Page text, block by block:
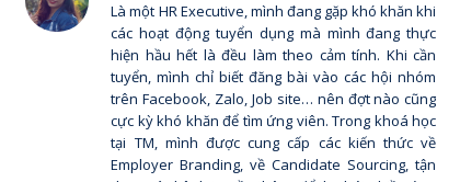
Là một HR Executive, mình đang gặp khó khăn khi
các hoạt động tuyển dụng mà mình đang thực
hiện hầu hết là đều làm theo cảm tính. Khi cần
tuyển, mình chỉ biết đăng bài vào các hội nhóm
trên Facebook, Zalo, Job site… nên đợt nào cũng
cực kỳ khó khăn để tìm ứng viên. Trong khoá học
tại TM, mình được cung cấp các kiến thức về
Employer Branding, về Candidate Sourcing, tận